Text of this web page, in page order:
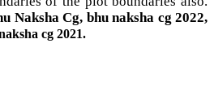
Naksha Cg, bhu naksha cg 2022,
cg 2021.